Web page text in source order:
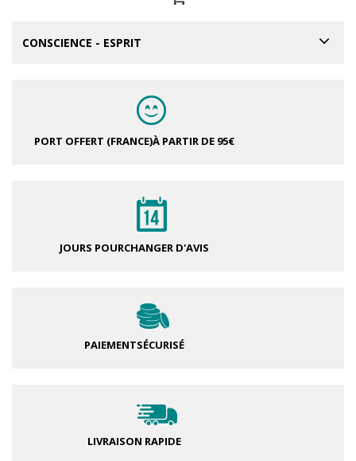
CONSCIENCE - ESPRIT
PORT OFFERT (FRANCE)À PARTIR DE 95€
JOURS POURCHANGER D'AVIS
PAIEMENTSÉCURISÉ
LIVRAISON RAPIDE